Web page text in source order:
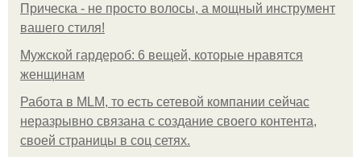
Прическа - не просто волосы, а мощный инструмент
вашего стиля!
Мужской гардероб: 6 вещей, которые нравятся
женщинам
Работа в MLM, то есть сетевой компании сейчас
неразрывно связана с создание своего контента,
своей страницы в соц сетях.